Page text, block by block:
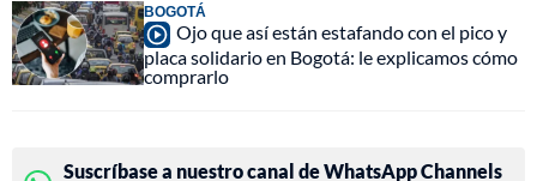
BOGOTÁ
Ojo que así están estafando con el pico y
placa solidario en Bogotá: le explicamos cómo
comprarlo
Suscríbase a nuestro canal de WhatsApp Channels